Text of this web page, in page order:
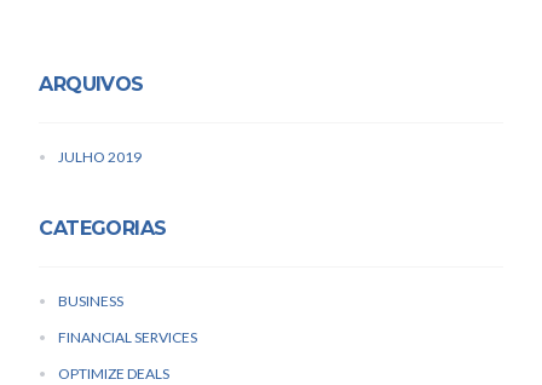
ARQUIVOS
JULHO 2019
CATEGORIAS
BUSINESS
FINANCIAL SERVICES
OPTIMIZE DEALS